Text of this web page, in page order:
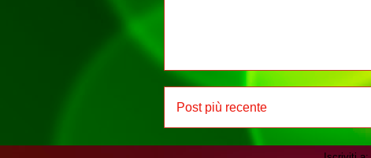
Post più recente